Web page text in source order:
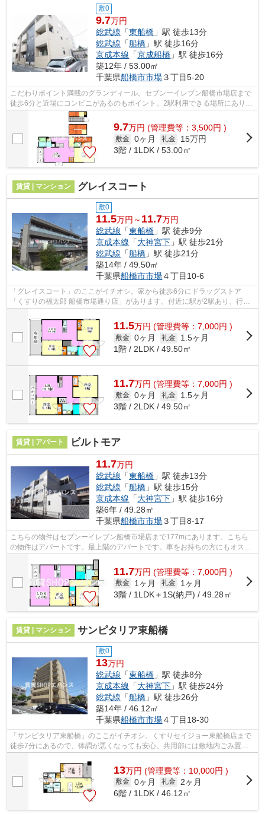
敷0
9.7万円
総武線 「東船橋 」駅 徒歩13分
総武線 「船橋 」駅 徒歩16分
京成本線 「京成船橋 」駅 徒歩16分
築12年 / 53.00㎡
千葉県船橋市市場３丁目5-20
こだわりポイント満載のグランディール。セブンーイレブン船橋市場店まで
徒歩6分と近場にコンビニがあるのもポイント。2駅利用できる場所にあり、
アクセスが便利です。敷地内にはちゃ...
9.7万円 (管理費等：3,500円 )
敷金 0ヶ月 礼金
15万円
3階 / 1LDK / 53.00㎡
賃貸 | マンション グレイスコート
敷0
11.5万円～ 11.7万円
総武線 「東船橋 」駅 徒歩9分
京成本線 「大神宮下 」駅 徒歩21分
総武線 「船橋 」駅 徒歩21分
築14年 / 49.50㎡
千葉県船橋市市場４丁目10-6
「グレイスコート」のここがイチオシ。家から徒歩6分にドラッグストア
「くすりの福太郎 船橋市場通り店」があります。付近に駅が2駅あり、行き
11.5万円 (管理費等：7,000円 )
敷金 0ヶ月 礼金
1.5ヶ月
1階 / 2LDK / 49.50㎡
11.7万円 (管理費等：7,000円 )
敷金 0ヶ月 礼金
1.5ヶ月
3階 / 2LDK / 49.50㎡
賃貸 | アパート ビルトモア
11.7万円
総武線 「東船橋 」駅 徒歩13分
総武線 「船橋 」駅 徒歩15分
京成本線 「大神宮下 」駅 徒歩16分
築6年 / 49.28㎡
千葉県船橋市市場３丁目8-17
こちらの物件はセブンーイレブン船橋市場店まで177mにあります。こちら
の物件はアパートです。最上階のアパートです。車をお持ちの方にもオスス
11.7万円 (管理費等：7,000円 )
敷金 1ヶ月 礼金
1ヶ月
3階 / 1LDK＋1S(納戸) / 49.28㎡
賃貸 | マンション サンピタリア東船橋
敷0
13万円
総武線 「東船橋 」駅 徒歩8分
京成本線 「大神宮下 」駅 徒歩24分
総武線 「船橋 」駅 徒歩26分
築14年 / 46.12㎡
千葉県船橋市市場４丁目18-30
「サンピタリア東船橋」のここがイチオシ。くすりセイジョー東船橋店まで
徒歩7分にあるので、体調が悪くなっても安心。共用部には敷地内ごみ置き
13万円 (管理費等：10,000円 )
敷金 0ヶ月 礼金
2ヶ月
6階 / 1LDK / 46.12㎡